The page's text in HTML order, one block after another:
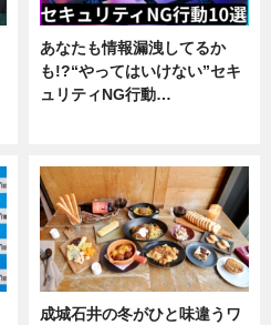
あなたも情報漏洩してるか
も!?“やってはいけない”セキ
ュリティNG行動…
成城石井の冬がひと味違うワ